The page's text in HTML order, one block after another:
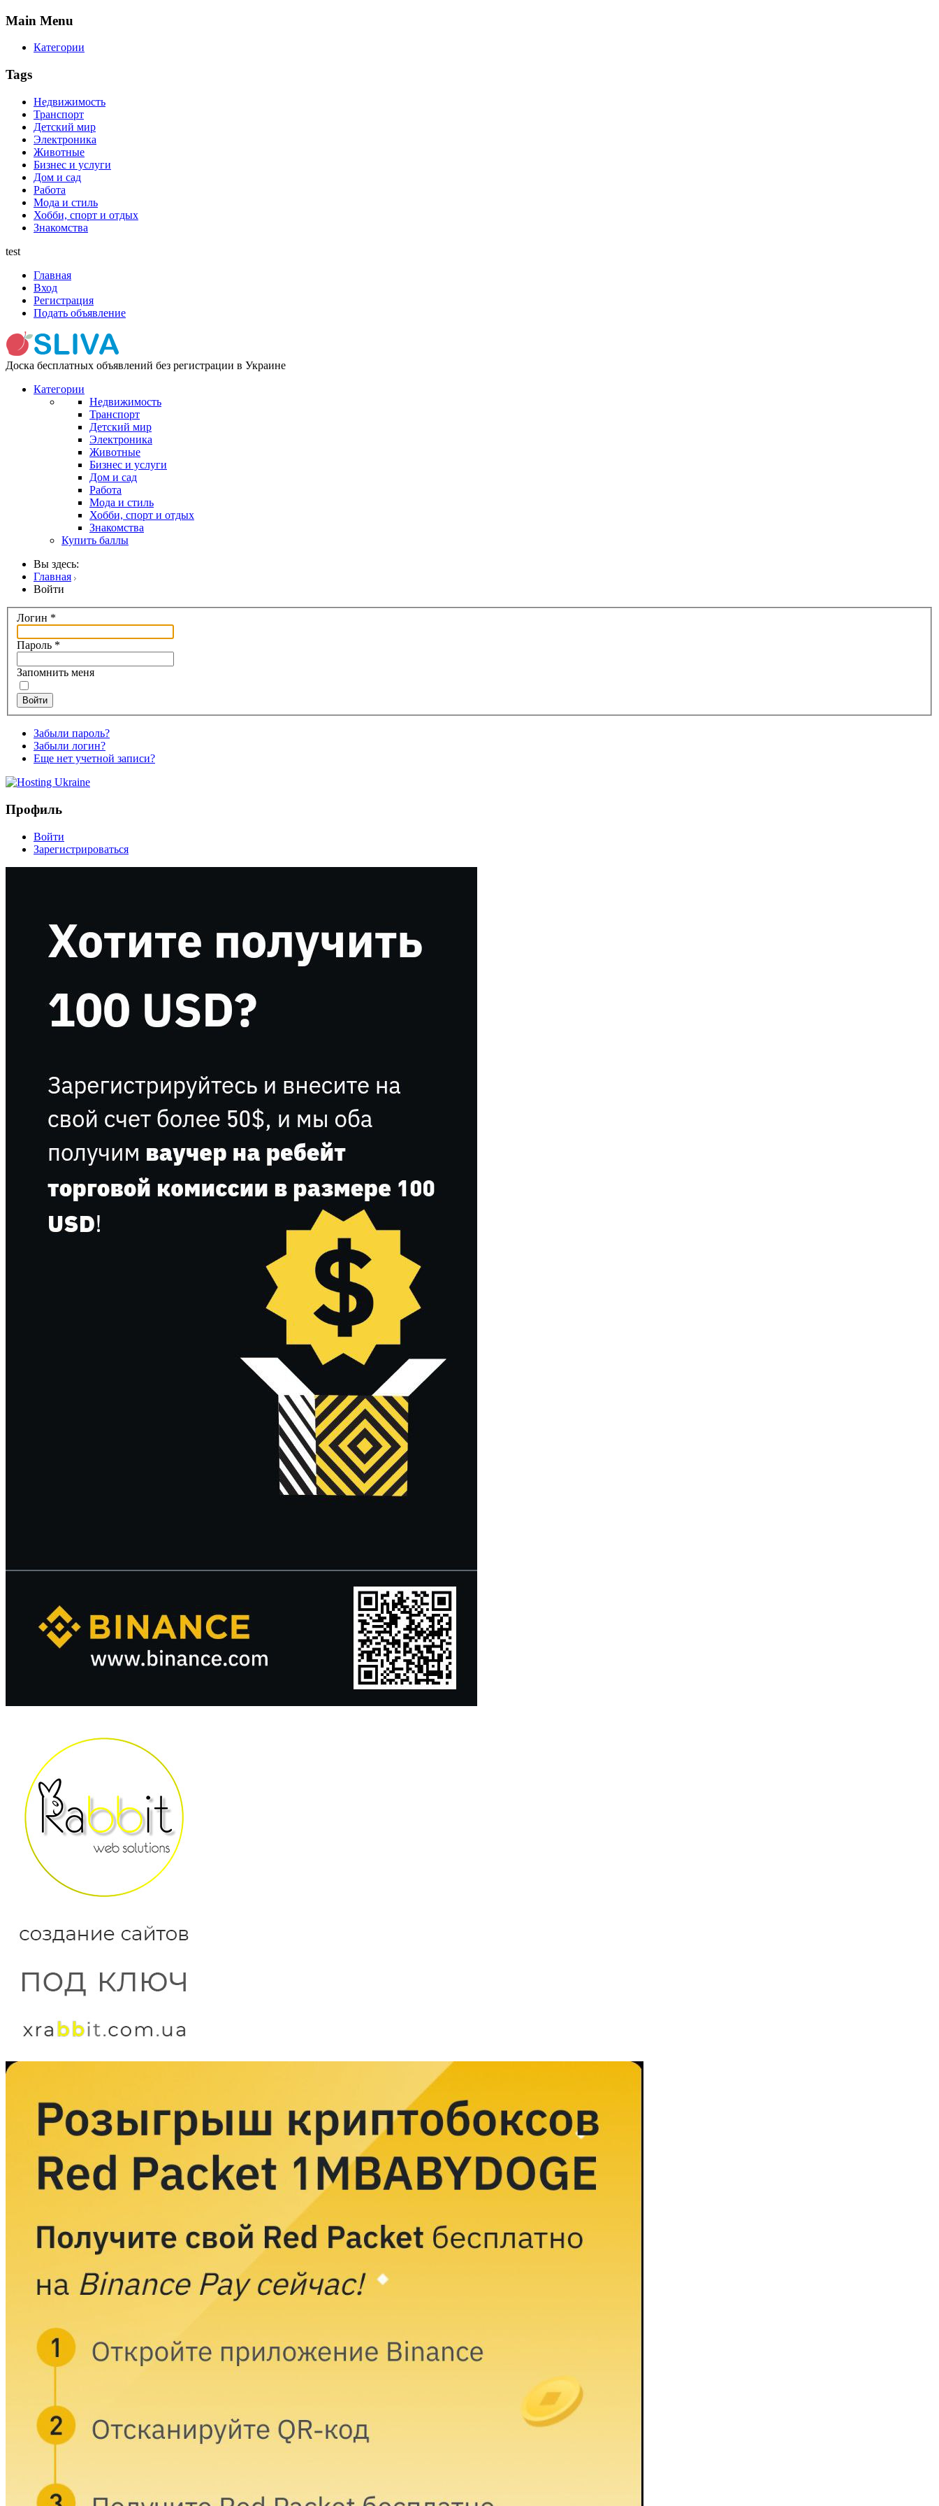
Main Menu
Категории
Tags
Недвижимость
Транспорт
Детский мир
Электроника
Животные
Бизнес и услуги
Дом и сад
Работа
Мода и стиль
Хобби, спорт и отдых
Знакомства
test
Главная
Вход
Регистрация
Подать объявление
Доска бесплатных объявлений без регистрации в Украине
Категории
Недвижимость
Транспорт
Детский мир
Электроника
Животные
Бизнес и услуги
Дом и сад
Работа
Мода и стиль
Хобби, спорт и отдых
Знакомства
Купить баллы
Вы здесь:
Главная
Войти
Логин *
Пароль *
Запомнить меня
Войти
Забыли пароль?
Забыли логин?
Еще нет учетной записи?
Профиль
Войти
Зарегистрироваться